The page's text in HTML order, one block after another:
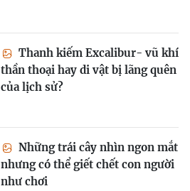
Thanh kiếm Excalibur- vũ khí
thần thoại hay di vật bị lãng quên
của lịch sử?
Những trái cây nhìn ngon mắt
nhưng có thể giết chết con người
như chơi